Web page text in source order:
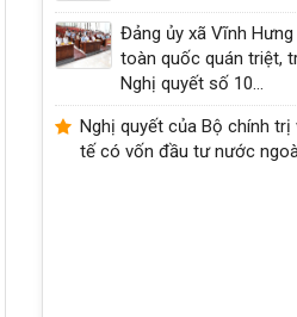
Đảng ủy xã Vĩnh
toàn quốc quán triệt,
Nghị quyết số 10...
Nghị quyết của Bộ chính trị
tế có vốn đầu tư nước
Kỹ năng sống: Đi một mình an